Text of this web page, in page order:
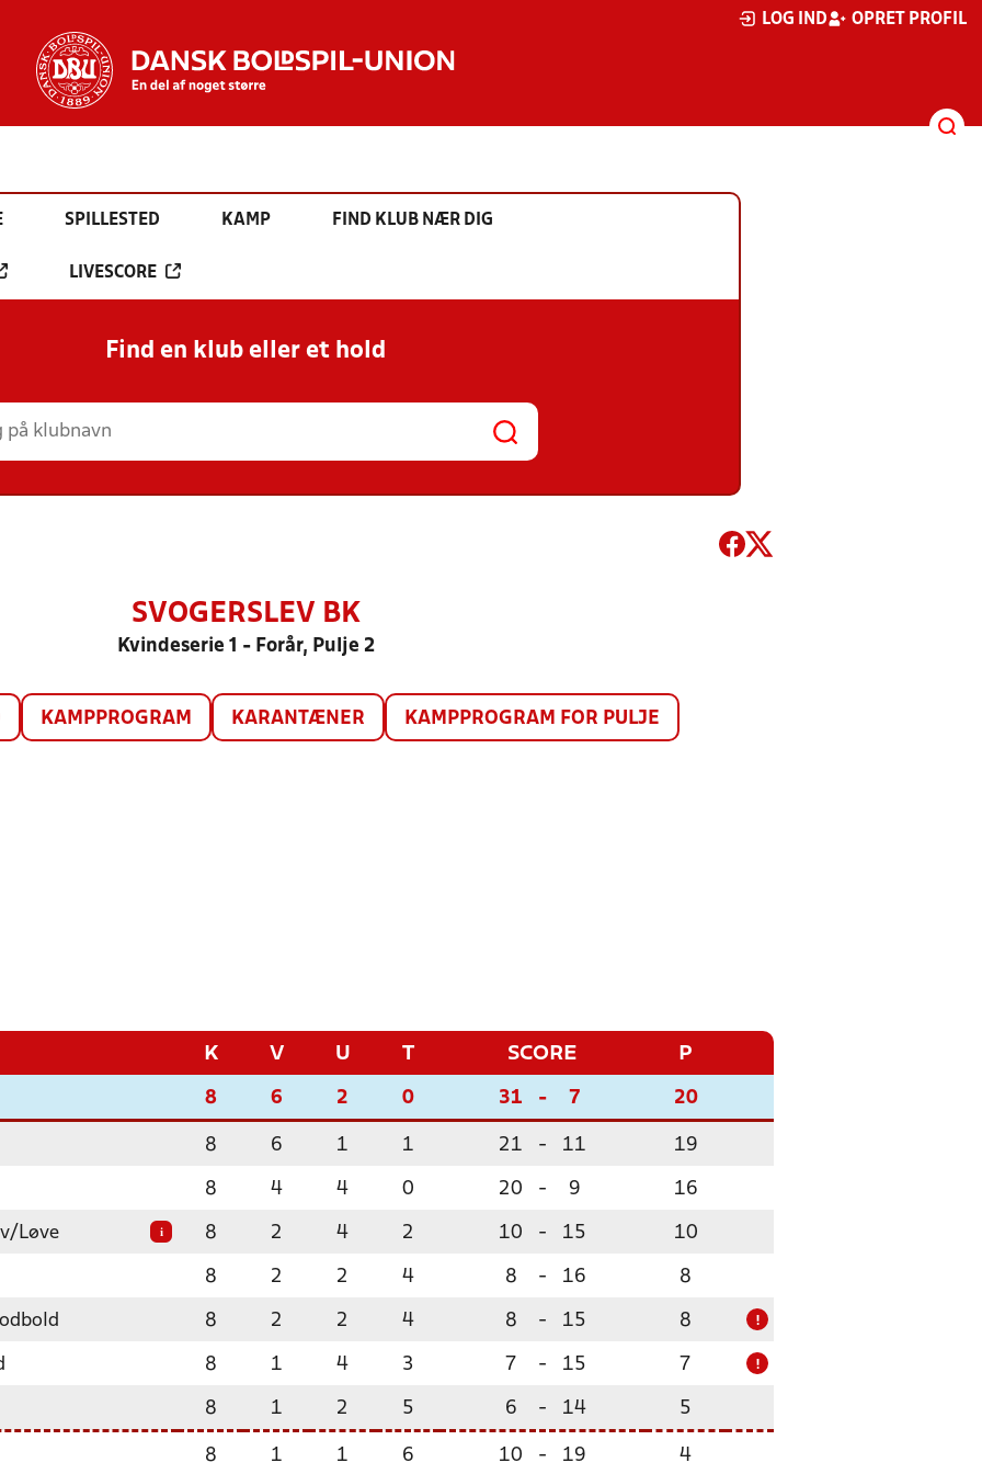
LOG IND OPRET PROFIL
SPILLESTED KAMP FIND KLUB NÆR DIG
LIVESCORE
Find en klub eller et hold
SVOGERSLEV BK
Kvindeserie 1 - Forår, Pulje 2
KAMPPROGRAM KARANTÆNER KAMPPROGRAM FOR PULJE
K V U T SCORE P
8 6 2 0 31 - 7 20
8 6 1 1 21 - 11 19
8 4 4 0 20 - 9 16
Løve i 8 2 4 2 10 - 15 10
8 2 2 4 8 - 16 8
8 2 2 4 8 - 15 8 !
8 1 4 3 7 - 15 7 !
8 1 2 5 6 - 14 5
8 1 1 6 10 - 19 4